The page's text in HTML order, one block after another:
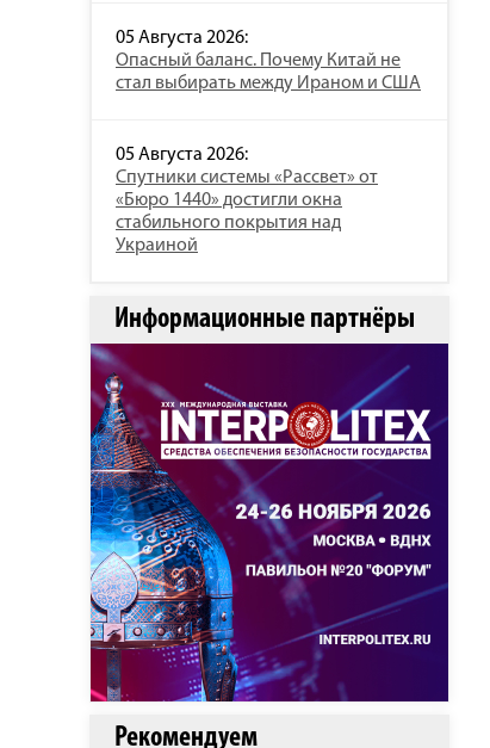
05 Августа 2026:
Опасный баланс. Почему Китай не
стал выбирать между Ираном и США
05 Августа 2026:
Спутники системы «Рассвет» от
«Бюро 1440» достигли окна
стабильного покрытия над
Украиной
Информационные партнёры
Рекомендуем